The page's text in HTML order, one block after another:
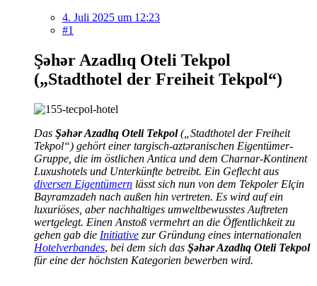
4. Juli 2025 um 12:23
#1
Şəhər Azadlıq Oteli Tekpol
(„Stadthotel der Freiheit Tekpol“)
Das Şəhər Azadlıq Oteli Tekpol(„Stadthotel der Freiheit
Tekpol“) gehört einer targisch-aztǝranischen Eigentümer-
Gruppe, die im östlichen Antica und dem Charnar-Kontinent
Luxushotels und Unterkünfte betreibt. Ein Geflecht aus
diversen Eigentümern lässt sich nun von dem Tekpoler Elçin
Bayramzadeh nach außen hin vertreten. Es wird auf ein
luxuriöses, aber nachhaltiges umweltbewusstes Auftreten
wertgelegt. Einen Anstoß vermehrt an die Öffentlichkeit zu
gehen gab die Initiative zur Gründung eines internationalen
Hotelverbandes, bei dem sich das Şəhər Azadlıq Oteli Tekpol
für eine der höchsten Kategorien bewerben wird.